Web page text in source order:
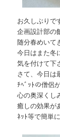
お久しぶりで
企画設計部の
随分春めいて
今日はまた冬
気を付けて下
さて、今日は
ﾁﾍﾞｯﾄの僧侶
心の奥深くし
癒しの効果が
ﾈｯﾄ等で簡単